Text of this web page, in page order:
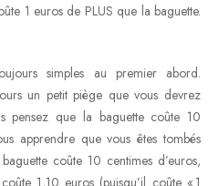
1 euros de PLUS que la baguette.
simples au premier abord.
un petit piège que vous devrez
pensez que la baguette coûte 10
apprendre que vous êtes tombés
coûte 10 centimes d’euros,
1,10 euros (puisqu’il coûte « 1